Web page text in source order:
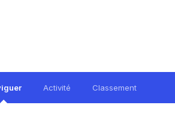
Activité Classement